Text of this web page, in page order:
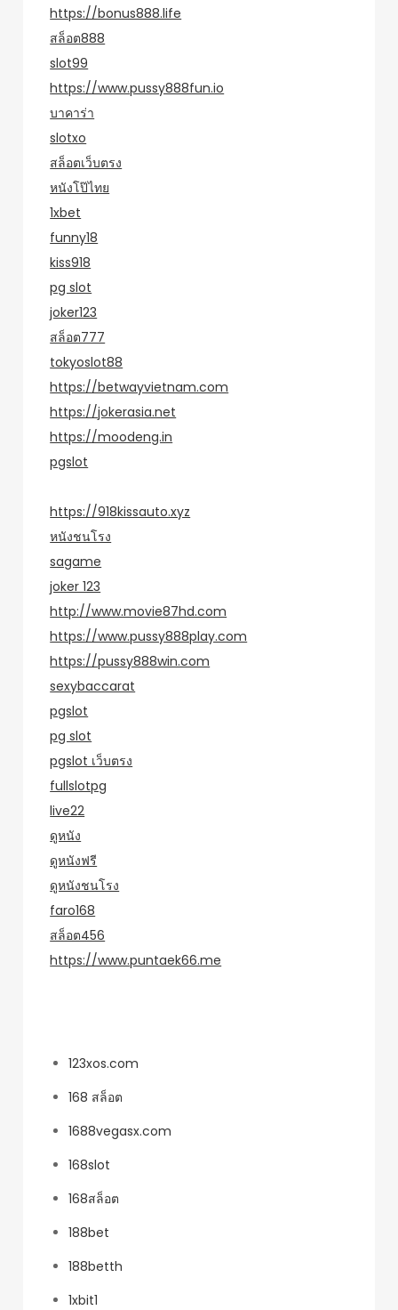
https://bonus888.life
สล็อต888
slot99
https://www.pussy888fun.io
บาคาร่า
slotxo
สล็อตเว็บตรง
หนังโป๊ไทย
1xbet
funny18
kiss918
pg slot
joker123
สล็อต777
tokyoslot88
https://betwayvietnam.com
https://jokerasia.net
https://moodeng.in
pgslot
https://918kissauto.xyz
หนังชนโรง
sagame
joker 123
http://www.movie87hd.com
https://www.pussy888play.com
https://pussy888win.com
sexybaccarat
pgslot
pg slot
pgslot เว็บตรง
fullslotpg
live22
ดูหนัง
ดูหนังฟรี
ดูหนังชนโรง
faro168
สล็อต456
https://www.puntaek66.me
123xos.com
168 สล็อต
1688vegasx.com
168slot
168สล็อต
188bet
188betth
1xbit1